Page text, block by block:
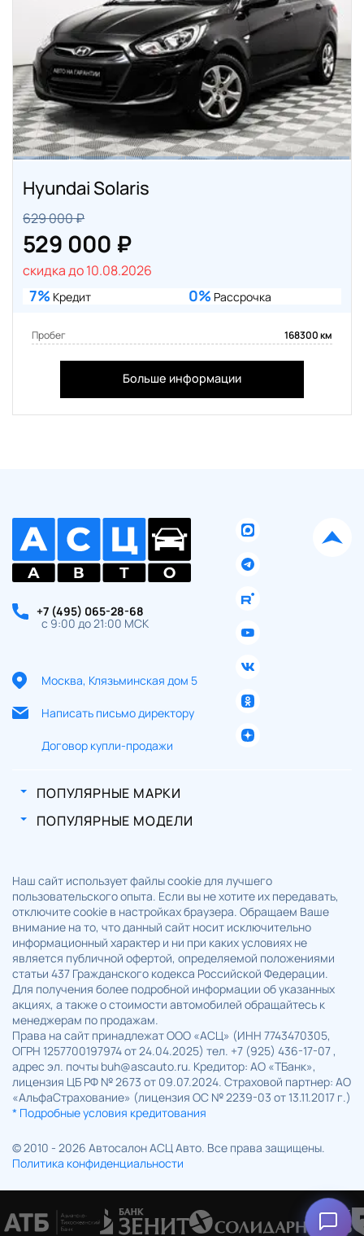
Hyundai Solaris
629 000 ₽
529 000 ₽
скидка до 10.08.2026
7% Кредит 0% Рассрочка
Пробег 168300 км
Больше информации
+7 (495) 065-28-68
с 9:00 до 21:00 МСК
Москва, Клязьминская дом 5
Написать письмо директору
Договор купли-продажи
ПОПУЛЯРНЫЕ МАРКИ
ПОПУЛЯРНЫЕ МОДЕЛИ
Наш сайт использует файлы cookie для лучшего
пользовательского опыта. Если вы не хотите их передавать,
отключите cookie в настройках браузера. Обращаем Ваше
внимание на то, что данный сайт носит исключительно
информационный характер и ни при каких условиях не
является публичной офертой, определяемой положениями
статьи 437 Гражданского кодекса Российской Федерации.
Для получения более подробной информации об указанных
акциях, а также о стоимости автомобилей обращайтесь к
менеджерам по продажам.
Права на сайт принадлежат ООО «АСЦ» (ИНН 7743470305,
ОГРН 1257700197974 от 24.04.2025) тел. +7 (925) 436-17-07 ,
адрес эл. почты buh@ascauto.ru. Кредитор: АО «ТБанк»,
лицензия ЦБ РФ № 2673 от 09.07.2024. Страховой партнер: АО
«АльфаСтрахование» (лицензия ОС № 2239-03 от 13.11.2017 г.)
* Подробные условия кредитования
© 2010 - 2026 Автосалон АСЦ Авто. Все права защищены.
Политика конфиденциальности